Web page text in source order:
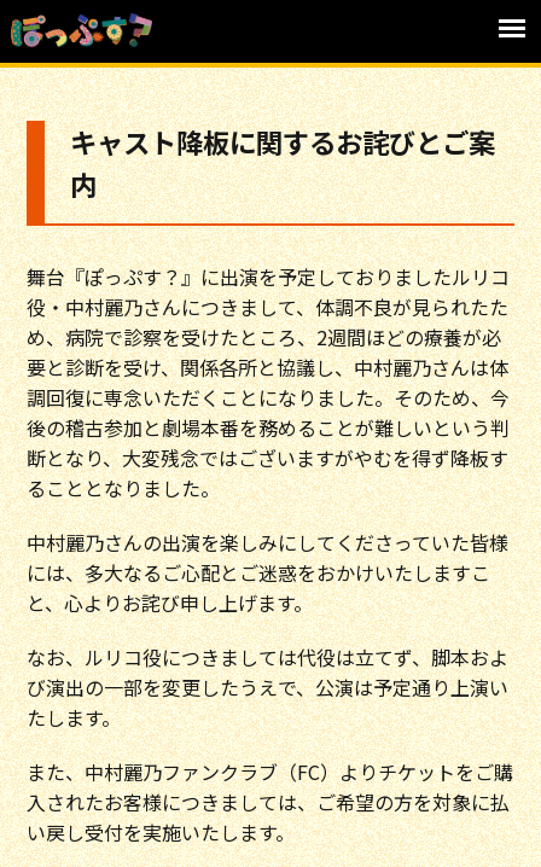
キャスト降板に関するお詫びとご案
内
舞台『ぽっぷす？』に出演を予定しておりましたルリコ
役・中村麗乃さんにつきまして、体調不良が見られたた
め、病院で診察を受けたところ、2週間ほどの療養が必
要と診断を受け、関係各所と協議し、中村麗乃さんは体
調回復に専念いただくことになりました。そのため、今
後の稽古参加と劇場本番を務めることが難しいという判
断となり、大変残念ではございますがやむを得ず降板す
ることとなりました。
中村麗乃さんの出演を楽しみにしてくださっていた皆様
には、多大なるご心配とご迷惑をおかけいたしますこ
と、心よりお詫び申し上げます。
なお、ルリコ役につきましては代役は立てず、脚本およ
び演出の一部を変更したうえで、公演は予定通り上演い
たします。
また、中村麗乃ファンクラブ（FC）よりチケットをご購
入されたお客様につきましては、ご希望の方を対象に払
い戻し受付を実施いたします。